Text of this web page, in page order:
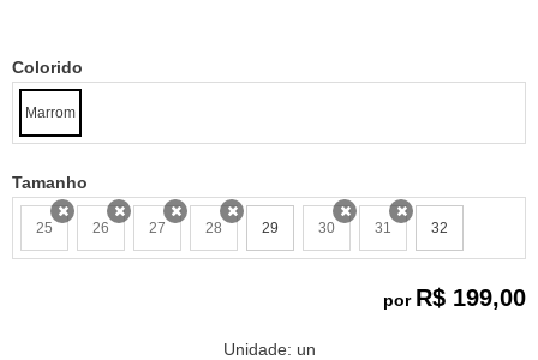
Colorido
Marrom
Tamanho
25x 26x 27 28x 29 30x 31x 32
por R$ 199,00
Unidade: un